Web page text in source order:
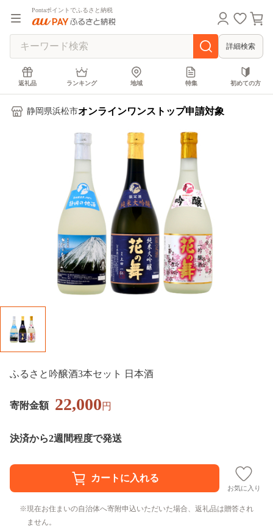
Pontaポイントでふるさと納税
詳細検索
返礼品 ランキング 地域 特集 初めての方
静岡県浜松市オンラインワンストップ申請対象
ふるさと吟醸酒3本セット 日本酒
寄附金額 22,000円
決済から2週間程度で発送
お気に入り
現在お住まいの自治体へ寄附申込いただいた場合、返礼品は贈答され
ません。